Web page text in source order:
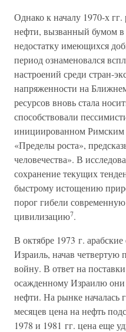
Однако к началу 1970-х гг.
нефти, вызванный бумом
недостатку имеющихся
период ознаменовался
настроений среди стран-
напряженности на
ресурсов вновь стала
способствовали
инициированном Римским
«Пределы роста»,
человечества». В
сохранение текущих
быстрому истощению
порог гибели
цивилизацию7.
В октябре 1973 г.
Израиль, начав четвертую
войну. В ответ на
осажденному Израилю они
нефти. На рынке началась
месяцев цена на нефть
1978 и 1981 гг. цена еще